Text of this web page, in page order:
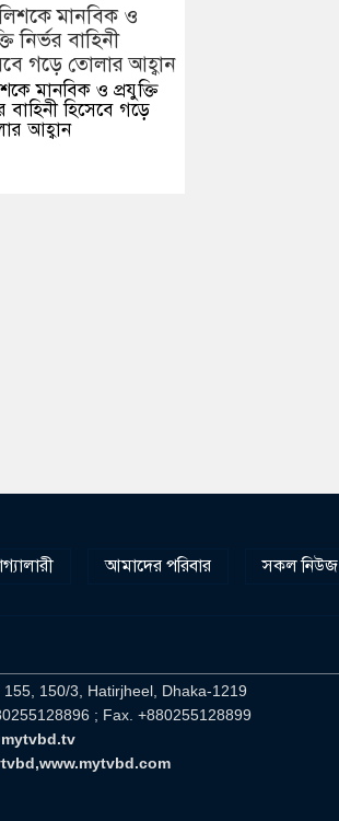
মানবিক ও প্রযুক্তি
বাহিনী হিসেবে গড়ে
আহ্বান
আমাদের পরিবার সকল নিউজ
150/3, Hatirjheel, Dhaka-1219
; Fax. +880255128899